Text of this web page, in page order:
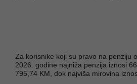
Za korisnike koji su pravo na penziju
2026. godine najniža penzija iznosi
795,74 KM, dok najviša mirovina